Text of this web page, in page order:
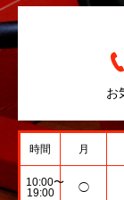
お
時間 月
10:00〜
19:00
◯